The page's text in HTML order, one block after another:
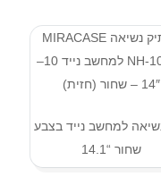
למחשב נייד בצבע
שחור “14.1